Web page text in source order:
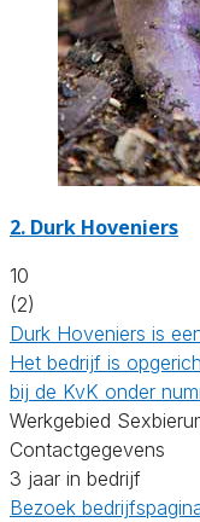
2. Durk Hoveniers
10
(2)
Durk Hoveniers is
Het bedrijf is
bij de KvK onder
Werkgebied
Contactgegevens
3 jaar in bedrijf
Bezoek